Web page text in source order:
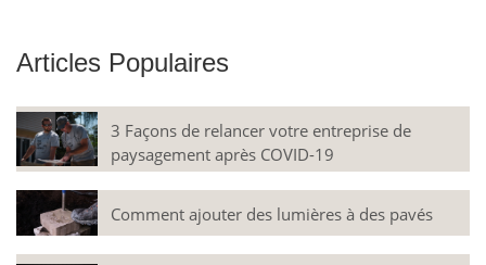
Articles Populaires
3 Façons de relancer votre entreprise de
paysagement après COVID-19
Comment ajouter des lumières à des pavés